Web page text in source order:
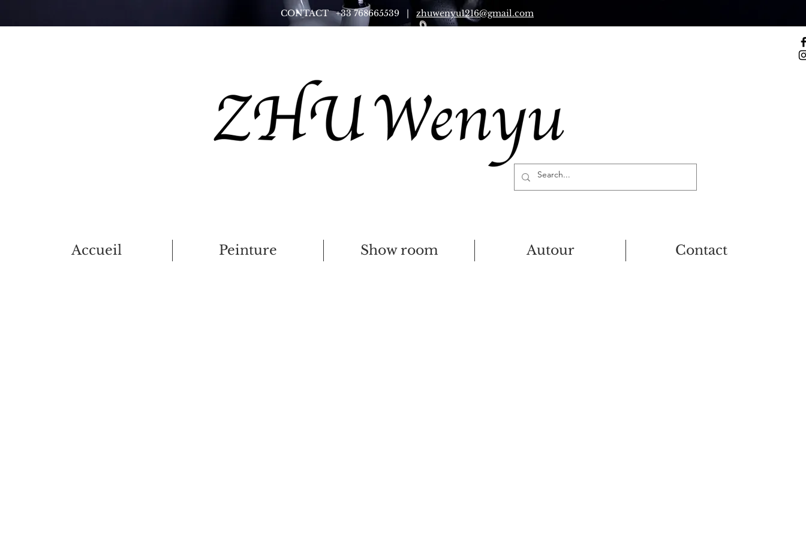
CONTACT +33 768665539 | zhuwenyu1216@gmail.com
Accueil Peinture Show room Autour Contact